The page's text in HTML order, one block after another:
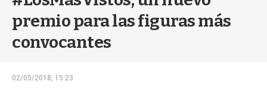
premio para las figuras más
convocantes
02/05/2018, 15:23